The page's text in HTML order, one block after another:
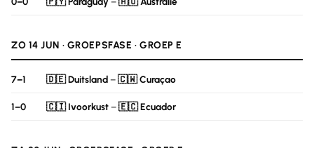
ZO 14 JUN · GROEPSFASE · GROEP E
7–1 🇩🇪 Duitsland–🇨🇼 Curaçao
1–0 🇨🇮 Ivoorkust–🇪🇨 Ecuador